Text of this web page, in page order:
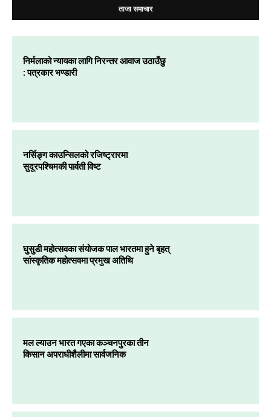
ताजा समाचार
निर्मलाको न्यायका लागि निरन्तर आवाज उठाउँछु
: पत्रकार भण्डारी
नर्सिङ्ग काउन्सिलको रजिष्ट्रारमा
सुदूरपश्चिमकी पार्वती विष्ट
घुसुडी महोत्सवका संयोजक पाल भारतमा हुने बृहत्
सांस्कृतिक महोत्सवमा प्रमुख अतिथि
मल ल्याउन भारत गएका कञ्चनपुरका तीन
किसान अपराधीशैलीमा सार्वजनिक